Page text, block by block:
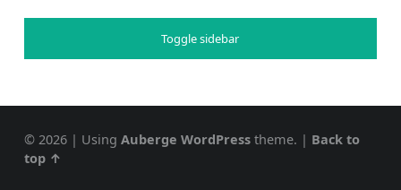
Toggle sidebar
© 2026 | Using Auberge WordPresstheme. | Back to
top ↑